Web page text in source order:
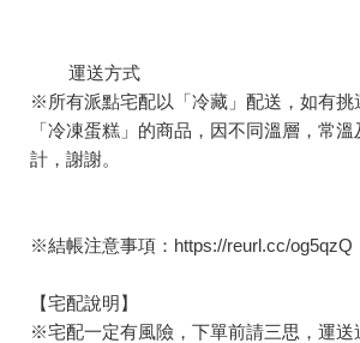
運送方式
※所有派點宅配以「冷藏」配送，如有挑
「冷凍蛋糕」的商品，因不同溫層，常
計，謝謝。
※結帳注意事項： https://reurl.cc/og5qzQ
【宅配說明】
※宅配一定有風險，下單前請三思，運送